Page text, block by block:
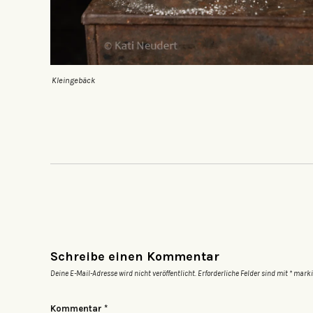
Kleingebäck
Schreibe einen Kommentar
Deine E-Mail-Adresse wird nicht veröffentlicht. Erforderliche Felder sind mit *
Kommentar *